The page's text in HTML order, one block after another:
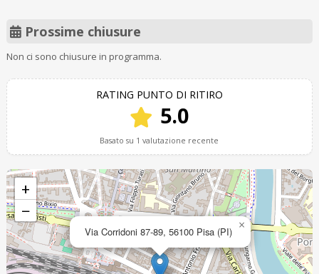
Prossime chiusure
Non ci sono chiusure in programma.
RATING PUNTO DI RITIRO
5.0
Basato su 1 valutazione recente
Via Corridoni 87-89, 56100 Pisa (PI) ×
+
−